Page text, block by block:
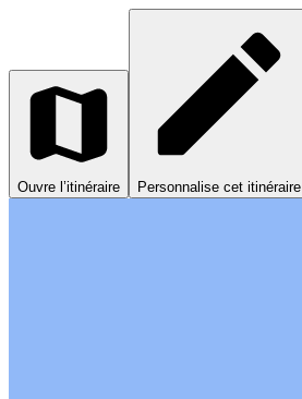
Ouvre l’itinéraire Personnalise cet itinéraire